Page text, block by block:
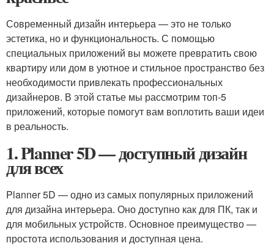
Современный дизайн интерьера — это не только
эстетика, но и функциональность. С помощью
специальных приложений вы можете превратить свою
квартиру или дом в уютное и стильное пространство без
необходимости привлекать профессиональных
дизайнеров. В этой статье мы рассмотрим топ-5
приложений, которые помогут вам воплотить ваши идеи
в реальность.
1. Planner 5D — доступный дизайн
для всех
Planner 5D — одно из самых популярных приложений
для дизайна интерьера. Оно доступно как для ПК, так и
для мобильных устройств. Основное преимущество —
простота использования и доступная цена.